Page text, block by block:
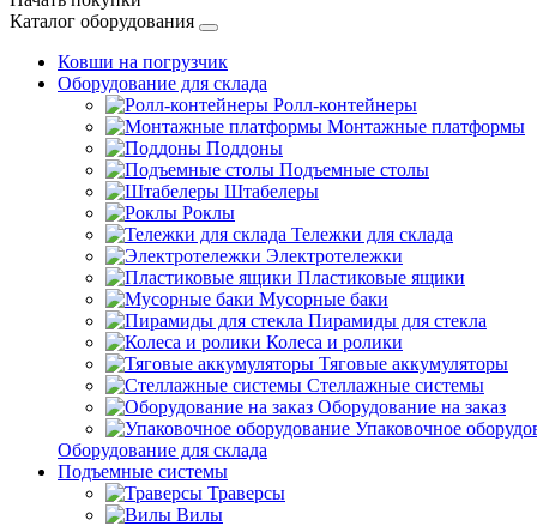
Каталог оборудования
Ковши на погрузчик
Оборудование для склада
Ролл-контейнеры
Монтажные платформы
Поддоны
Подъемные столы
Штабелеры
Роклы
Тележки для склада
Электротележки
Пластиковые ящики
Мусорные баки
Пирамиды для стекла
Колеса и ролики
Тяговые аккумуляторы
Стеллажные системы
Оборудование на заказ
Упаковочное
Оборудование для склада
Подъемные системы
Траверсы
Вилы